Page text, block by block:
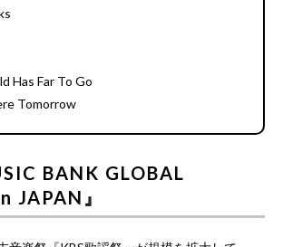
Has Far To Go
Tomorrow
BANK GLOBAL
JAPAN』